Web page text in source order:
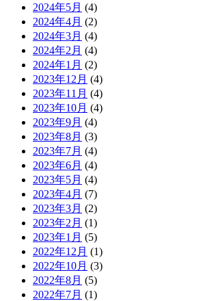
2024年5月 (4)
2024年4月 (2)
2024年3月 (4)
2024年2月 (4)
2024年1月 (2)
2023年12月 (4)
2023年11月 (4)
2023年10月 (4)
2023年9月 (4)
2023年8月 (3)
2023年7月 (4)
2023年6月 (4)
2023年5月 (4)
2023年4月 (7)
2023年3月 (2)
2023年2月 (1)
2023年1月 (5)
2022年12月 (1)
2022年10月 (3)
2022年8月 (5)
2022年7月 (1)